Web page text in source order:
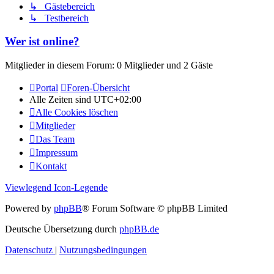
↳ Gästebereich
↳ Testbereich
Wer ist online?
Mitglieder in diesem Forum: 0 Mitglieder und 2 Gäste
Portal
Foren-Übersicht
Alle Zeiten sind UTC+02:00
Alle Cookies löschen
Mitglieder
Das Team
Impressum
Kontakt
Viewlegend Icon-Legende
Powered by phpBB® Forum Software © phpBB Limited
Deutsche Übersetzung durch phpBB.de
Datenschutz | Nutzungsbedingungen